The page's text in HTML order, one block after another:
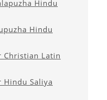
Hindu
Hindu
Christian Latin
Hindu Saliya